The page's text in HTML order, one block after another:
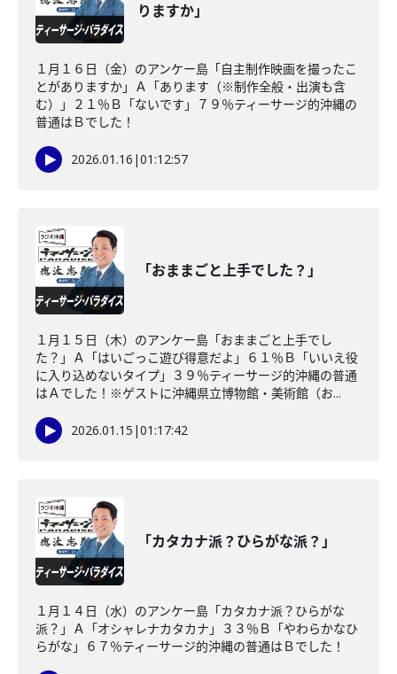
りますか」
１月１６日（金）のアンケー島「自主制作映画を撮ったこ
とがありますか」Ａ「あります（※制作全般・出演も含
む）」２１％Ｂ「ないです」７９％ティーサージ的沖縄の
普通はＢでした！
2026.01.16 |01:12:57
「おままごと上手でした？」
１月１５日（木）のアンケー島「おままごと上手でし
た？」Ａ「はいごっこ遊び得意だよ」６１％Ｂ「いいえ役
に入り込めないタイプ」３９％ティーサージ的沖縄の普通
はＡでした！※ゲストに沖縄県立博物館・美術館（お...
2026.01.15 |01:17:42
「カタカナ派？ひらがな派？」
１月１４日（水）のアンケー島「カタカナ派？ひらがな
派？」Ａ「オシャレナカタカナ」３３％Ｂ「やわらかなひ
らがな」６７％ティーサージ的沖縄の普通はＢでした！